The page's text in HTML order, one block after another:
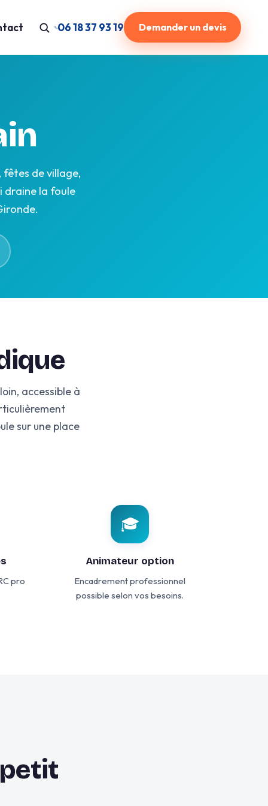
06 18 37 93 19 Demander un devis
de village,
draine la foule
accessible à
sur une place
pro
🎓
Animateur option
Encadrement professionnel
possible selon vos besoins.